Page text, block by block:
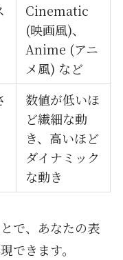
Cinematic
(映画風)、
Anime (アニ
メ風) など
数値が低いほ
ど繊細な動
き、高いほど
ダイナミック
な動き
で、あなたの表
できます。